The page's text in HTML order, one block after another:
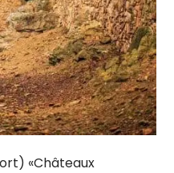
«Châteaux